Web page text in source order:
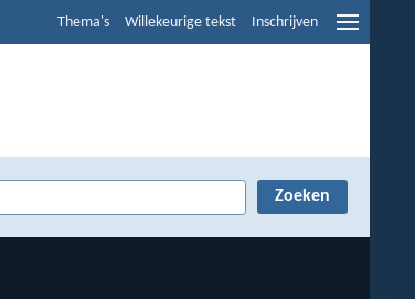
Thema's Willekeurige tekst Inschrijven